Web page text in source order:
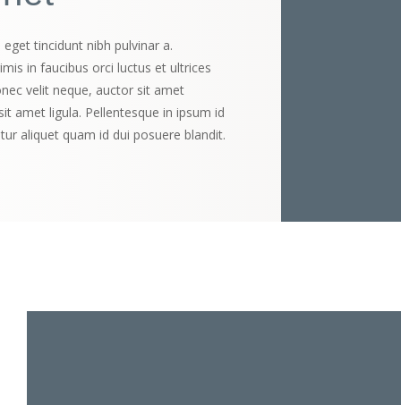
tincidunt nibh pulvinar a.
in faucibus orci luctus et ultrices
velit neque, auctor sit amet
amet ligula. Pellentesque in ipsum id
aliquet quam id dui posuere blandit.